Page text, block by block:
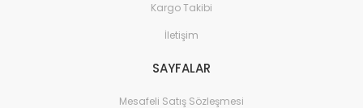
Kargo Takibi
İletişim
SAYFALAR
Mesafeli Satış Sözleşmesi